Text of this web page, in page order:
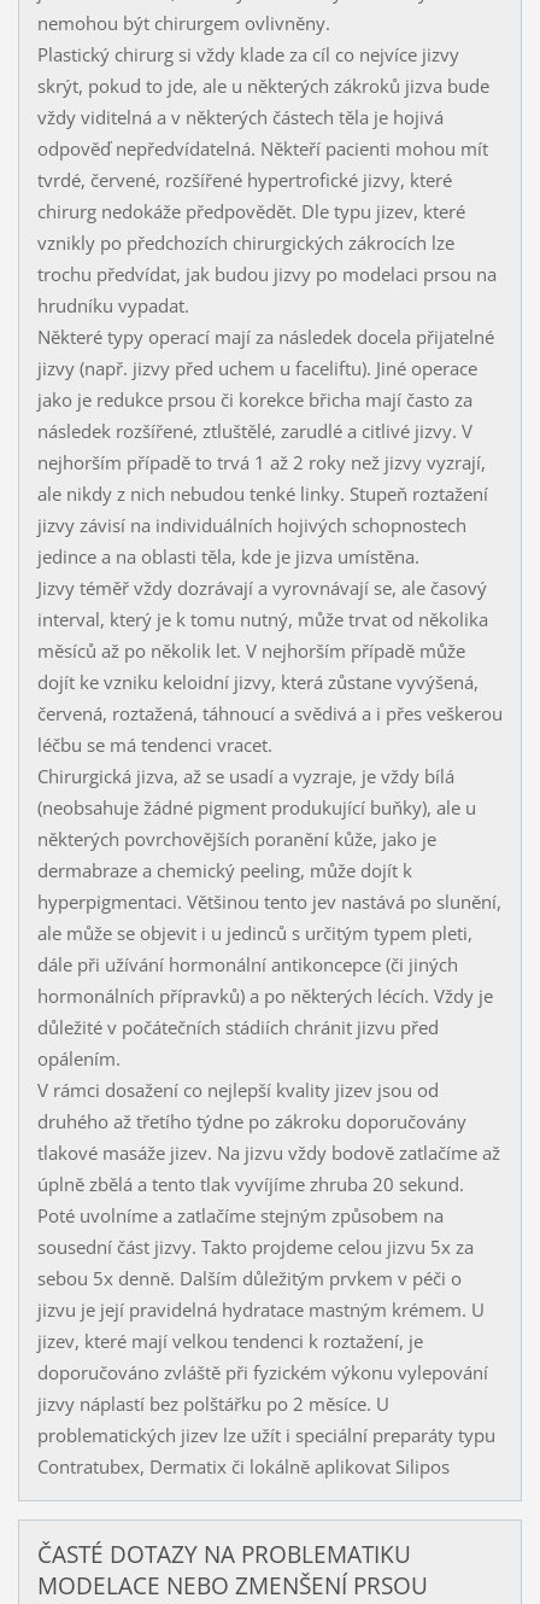
nemohou být chirurgem ovlivněny.
Plastický chirurg si vždy klade za cíl co nejvíce jizvy
skrýt, pokud to jde, ale u některých zákroků jizva bude
vždy viditelná a v některých částech těla je hojivá
odpověď nepředvídatelná. Někteří pacienti mohou mít
tvrdé, červené, rozšířené hypertrofické jizvy, které
chirurg nedokáže předpovědět. Dle typu jizev, které
vznikly po předchozích chirurgických zákrocích lze
trochu předvídat, jak budou jizvy po modelaci prsou na
hrudníku vypadat.
Některé typy operací mají za následek docela přijatelné
jizvy (např. jizvy před uchem u faceliftu). Jiné operace
jako je redukce prsou či korekce břicha mají často za
následek rozšířené, ztluštělé, zarudlé a citlivé jizvy. V
nejhorším případě to trvá 1 až 2 roky než jizvy vyzrají,
ale nikdy z nich nebudou tenké linky. Stupeň roztažení
jizvy závisí na individuálních hojivých schopnostech
jedince a na oblasti těla, kde je jizva umístěna.
Jizvy téměř vždy dozrávají a vyrovnávají se, ale časový
interval, který je k tomu nutný, může trvat od několika
měsíců až po několik let. V nejhorším případě může
dojít ke vzniku keloidní jizvy, která zůstane vyvýšená,
červená, roztažená, táhnoucí a svědivá a i přes veškerou
léčbu se má tendenci vracet.
Chirurgická jizva, až se usadí a vyzraje, je vždy bílá
(neobsahuje žádné pigment produkující buňky), ale u
některých povrchovějších poranění kůže, jako je
dermabraze a chemický peeling, může dojít k
hyperpigmentaci. Většinou tento jev nastává po slunění,
ale může se objevit i u jedinců s určitým typem pleti,
dále při užívání hormonální antikoncepce (či jiných
hormonálních přípravků) a po některých lécích. Vždy je
důležité v počátečních stádiích chránit jizvu před
opálením.
V rámci dosažení co nejlepší kvality jizev jsou od
druhého až třetího týdne po zákroku doporučovány
tlakové masáže jizev. Na jizvu vždy bodově zatlačíme až
úplně zbělá a tento tlak vyvíjíme zhruba 20 sekund.
Poté uvolníme a zatlačíme stejným způsobem na
sousední část jizvy. Takto projdeme celou jizvu 5x za
sebou 5x denně. Dalším důležitým prvkem v péči o
jizvu je její pravidelná hydratace mastným krémem. U
jizev, které mají velkou tendenci k roztažení, je
doporučováno zvláště při fyzickém výkonu vylepování
jizvy náplastí bez polštářku po 2 měsíce. U
problematických jizev lze užít i speciální preparáty typu
Contratubex, Dermatix či lokálně aplikovat Silipos
ČASTÉ DOTAZY NA PROBLEMATIKU
MODELACE NEBO ZMENŠENÍ PRSOU